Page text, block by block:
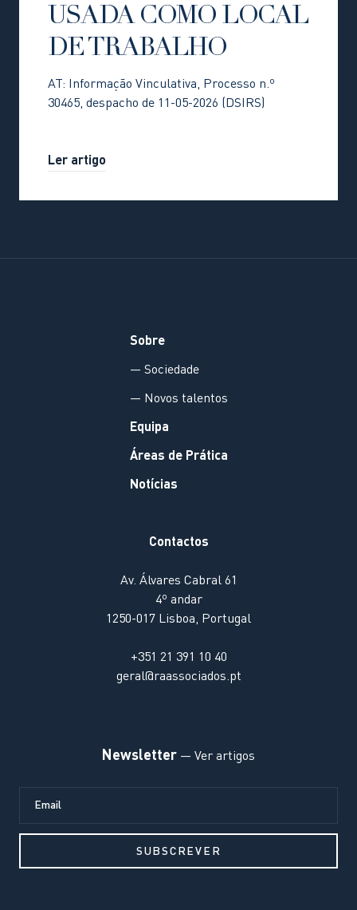
USADA COMO LOCAL
DE TRABALHO
AT: Informação Vinculativa, Processo n.º
30465, despacho de 11-05-2026 (DSIRS)
Ler artigo
Sobre
— Sociedade
— Novos talentos
Equipa
Áreas de Prática
Notícias
Contactos
Av. Álvares Cabral 61
4º andar
1250-017 Lisboa, Portugal
+351 21 391 10 40
geral@raassociados.pt
Newsletter — Ver artigos